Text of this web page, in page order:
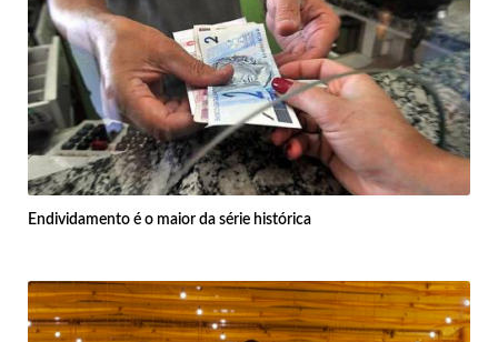
Endividamento é o maior da série histórica